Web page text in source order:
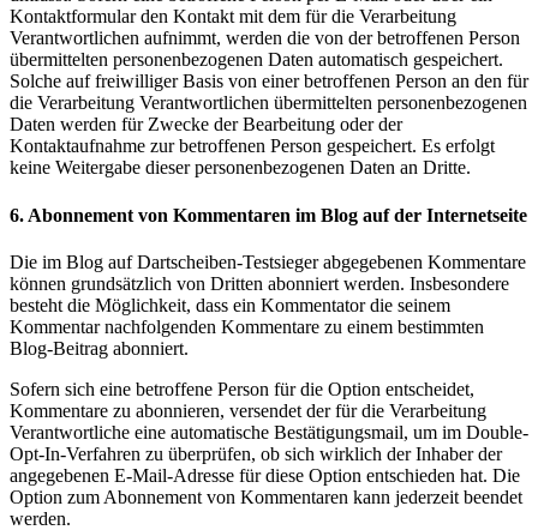
Kontaktformular den Kontakt mit dem für die Verarbeitung
Verantwortlichen aufnimmt, werden die von der betroffenen Person
übermittelten personenbezogenen Daten automatisch gespeichert.
Solche auf freiwilliger Basis von einer betroffenen Person an den für
die Verarbeitung Verantwortlichen übermittelten personenbezogenen
Daten werden für Zwecke der Bearbeitung oder der
Kontaktaufnahme zur betroffenen Person gespeichert. Es erfolgt
keine Weitergabe dieser personenbezogenen Daten an Dritte.
6. Abonnement von Kommentaren im Blog auf der Internetseite
Die im Blog auf Dartscheiben-Testsieger abgegebenen Kommentare
können grundsätzlich von Dritten abonniert werden. Insbesondere
besteht die Möglichkeit, dass ein Kommentator die seinem
Kommentar nachfolgenden Kommentare zu einem bestimmten
Blog-Beitrag abonniert.
Sofern sich eine betroffene Person für die Option entscheidet,
Kommentare zu abonnieren, versendet der für die Verarbeitung
Verantwortliche eine automatische Bestätigungsmail, um im Double-
Opt-In-Verfahren zu überprüfen, ob sich wirklich der Inhaber der
angegebenen E-Mail-Adresse für diese Option entschieden hat. Die
Option zum Abonnement von Kommentaren kann jederzeit beendet
werden.